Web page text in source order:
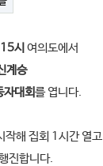
시 여의도에서
계승
대회를 엽니다.
작해 집회 1시간 열고
진합니다.